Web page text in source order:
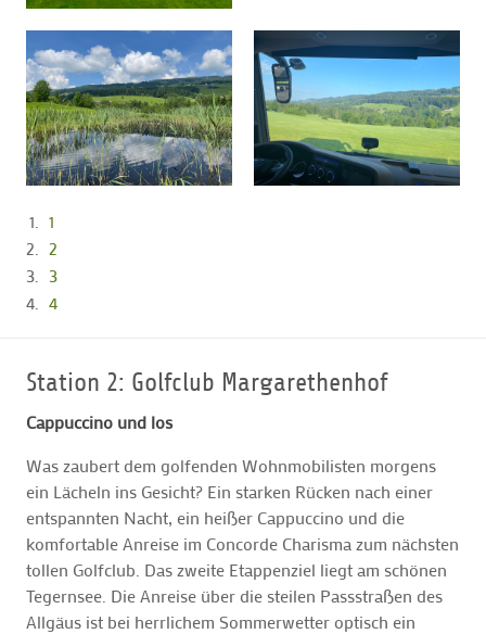
1
2
3
4
Station 2: Golfclub Margarethenhof
Cappuccino und los
Was zaubert dem golfenden Wohnmobilisten morgens
ein Lächeln ins Gesicht? Ein starken Rücken nach einer
entspannten Nacht, ein heißer Cappuccino und die
komfortable Anreise im Concorde Charisma zum nächsten
tollen Golfclub. Das zweite Etappenziel liegt am schönen
Tegernsee. Die Anreise über die steilen Passstraßen des
Allgäus ist bei herrlichem Sommerwetter optisch ein